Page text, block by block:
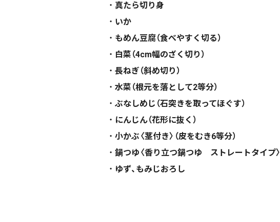
真たら切り身
いか
もめん豆腐（食べやすく切る）
白菜（4cm幅のざく切り）
長ねぎ（斜め切り）
水菜（根元を落として2等分）
ぶなしめじ（石突きを取ってほぐす）
にんじん（花形に抜く）
小かぶ〈茎付き〉（皮をむき6等分）
鍋つゆ〈香り立つ鍋つゆ ストレートタイプ〉
ゆず、もみじおろし